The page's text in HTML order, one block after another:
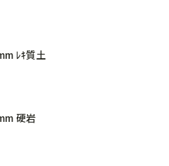
ﾚｷ質土
硬岩